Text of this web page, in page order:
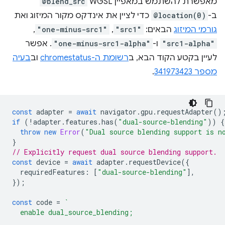
ב- @location(0) כדי לציין את אינדקס מקור המיזוג ואת
גורמי המיזוג הבאים: "src1"
,‏
"one-minus-src1"
,‏
"src1-alpha" ו- "one-minus-src1-alpha" . אפשר
לעיין בקטע הקוד הבא, ברשומת ה-chromestatus ובבעיה
מספר 341973423
.
const adapter = await navigator .gpu . requestAdapter
if ( ! adapter . features .has( "dual-source-blending" ))
{
throw new Error( "Dual source blending support is
}
// Explicitly request dual source blending support.
const device = await adapter . requestDevice({
requiredFeatures : [ "dual-source-blending" ],
});
const code =
`
  enable dual_source_blending;